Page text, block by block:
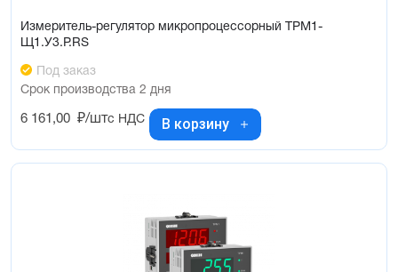
Измеритель-регулятор микропроцессорный ТРМ1-
Щ1.У3.Р.RS
Под заказ
Срок производства 2 дня
6 161,00 ₽/штс НДС В корзину